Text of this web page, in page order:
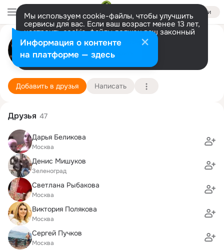
Войти
Мы используем cookie-файлы, чтобы улучшить
сервисы для вас. Если ваш возраст менее 13 лет,
настроить cookie-файлы должен ваш законный
представитель. Больше информации
Разрешить все Настроить
Шилин .
Москва 4 мая (41 год)
Подробнее
Добавить в друзья Написать
Друзья 47
Дарья Беликова
Москва
Денис Мишуков
Зеленоград
Светлана Рыбакова
Москва
Виктория Полякова
Москва
Сергей Пучков
Москва
Информация о контенте
на платформе — здесь